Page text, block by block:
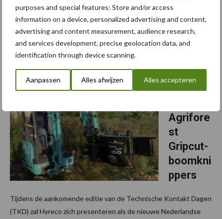
purposes and special features: Store and/or access
information on a device, personalized advertising and content,
advertising and content measurement, audience research,
and services development, precise geolocation data, and
identification through device scanning.
Aanpassen Alles afwijzen Alles accepteren
Ieder bedrijf heeft zijn specialisatie. Aannemerij en Bomenrooierij
P. Veenstra uit Nijensleek heeft zich de afgelopen jaren ook
gespecialiseerd en wel in het werken in drassige, natte gebieden.
Voor deze reportage vroegen zij of ...Lees meer
Hyreco
Agrifore
st
Gripcut-
boomkni
ppers
10 juni 2025
Tijdens de aankomende editie van de Technische Kontakt Dagen
(TKD) zal Hyreco zich presenteren als de nieuwe Nederlandse